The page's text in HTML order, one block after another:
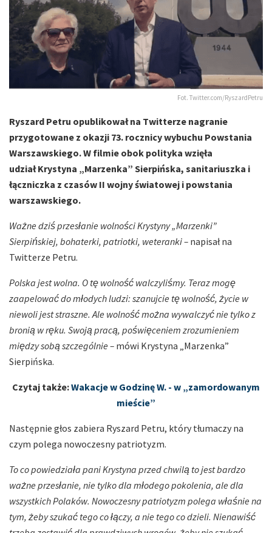
Fot. Twitter.com/RyszardPetru
Ryszard Petru opublikował na Twitterze nagranie
przygotowane z okazji 73. rocznicy wybuchu Powstania
Warszawskiego. W filmie obok polityka wzięła
udział Krystyna „Marzenka” Sierpińska, sanitariuszka i
łączniczka z czasów II wojny światowej i powstania
warszawskiego.
Ważne dziś przesłanie wolności Krystyny „Marzenki”
Sierpińskiej, bohaterki, patriotki, weteranki – napisał na
Twitterze Petru.
Polska jest wolna. O tę wolność walczyliśmy. Teraz mogę
zaapelować do młodych ludzi: szanujcie tę wolność, życie w
niewoli jest straszne. Ale wolność można wywalczyć nie tylko z
bronią w ręku. Swoją pracą, poświęceniem zrozumieniem
między sobą szczególnie – mówi Krystyna „Marzenka”
Sierpińska.
Czytaj także:Wakacje w Godzinę W. - w „zamordowanym
mieście”
Następnie głos zabiera Ryszard Petru, który tłumaczy na
czym polega nowoczesny patriotyzm.
To co powiedziała pani Krystyna przed chwilą to jest bardzo
ważne przesłanie, nie tylko dla młodego pokolenia, ale dla
wszystkich Polaków. Nowoczesny patriotyzm polega właśnie na
tym, żeby szukać tego co łączy, a nie tego co dzieli. Nienawiść